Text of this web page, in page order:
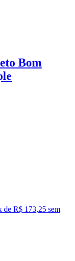
Bom
de R$ 173,25 sem